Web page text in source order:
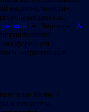
национальности»,
деятели,
, А. Вергелис, А.
конференции
и «агрессивный
Мечи. 3
и искусства